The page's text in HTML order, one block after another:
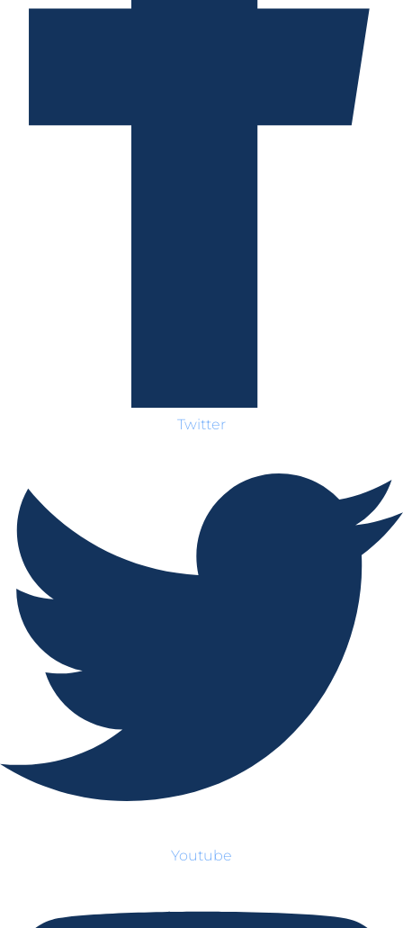
Twitter
Youtube